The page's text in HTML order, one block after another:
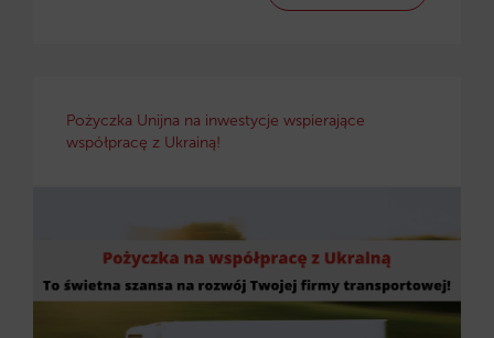
Pożyczka Unijna na inwestycje wspierające
współpracę z Ukrainą!